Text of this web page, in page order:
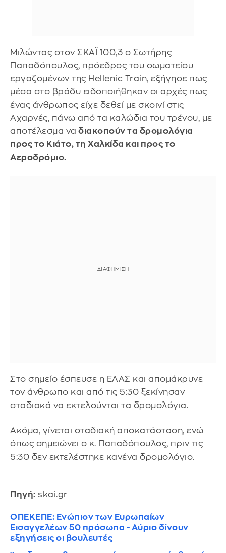
Μιλώντας στον ΣΚΑΪ 100,3 o Σωτήρης
Παπαδόπουλος, πρόεδρος του σωματείου
εργαζομένων της Hellenic Train, εξήγησε πως
μέσα στο βράδυ ειδοποιήθηκαν οι αρχές πως
ένας άνθρωπος είχε δεθεί με σκοινί στις
Αχαρνές, πάνω από τα καλώδια του τρένου, με
αποτέλεσμα να διακοπούν τα δρομολόγια
προς το Κιάτο, τη Χαλκίδα και προς το
Αεροδρόμιο.
Στο σημείο έσπευσε η ΕΛΑΣ και απομάκρυνε
τον άνθρωπο και από τις 5:30 ξεκίνησαν
σταδιακά να εκτελούνται τα δρομολόγια.
Ακόμα, γίνεται σταδιακή αποκατάσταση, ενώ
όπως σημειώνει ο κ. Παπαδόπουλος, πριν τις
5:30 δεν εκτελέστηκε κανένα δρομολόγιο.
Πηγή: skai.gr
ΟΠΕΚΕΠΕ: Ενώπιον των Ευρωπαίων
Εισαγγελέων 50 πρόσωπα - Αύριο δίνουν
εξηγήσεις οι βουλευτές